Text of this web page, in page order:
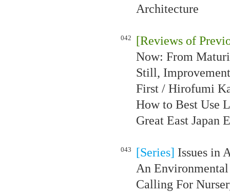
Architecture
042
[Reviews of
Now: From
Still,
First / Hirofumi
How to Best Use
Great East Japan
043 [Series] Issues in
An
Calling For